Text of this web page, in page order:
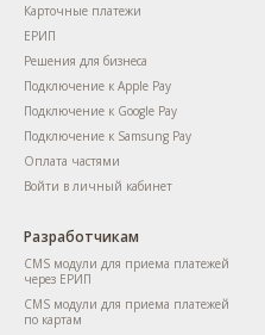
Карточные платежи
ЕРИП
Решения для бизнеса
Подключение к Apple Pay
Подключение к Google Pay
Подключение к Samsung Pay
Оплата частями
Войти в личный кабинет
Разработчикам
CMS модули для приема платежей
через ЕРИП
CMS модули для приема платежей
по картам